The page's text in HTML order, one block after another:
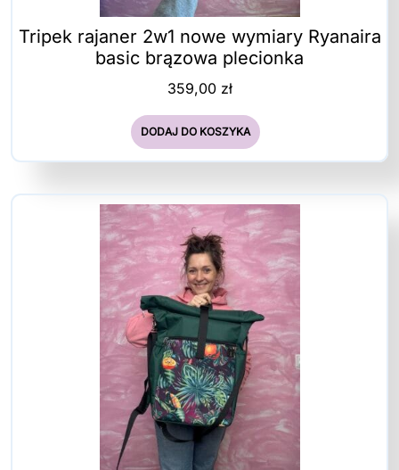
Tripek rajaner 2w1 nowe wymiary Ryanaira
basic brązowa plecionka
359,00 zł
DODAJ DO KOSZYKA